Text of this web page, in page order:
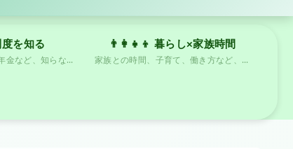
度を知る
税金・保険・扶養・年金など、知らないと損するお金の仕組みをわかりやすく解説します。
👨‍👩‍👧‍👦 暮らし×家族時間
家族との時間、子育て、働き方など、リアルなパパママ目線で発信します